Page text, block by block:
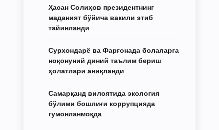
Ҳасан Солиҳов президентнинг
маданият бўйича вакили этиб
тайинланди
Сурхондарё ва Фарғонада болаларга
ноқонуний диний таълим бериш
ҳолатлари аниқланди
Самарқанд вилоятида экология
бўлими бошлиғи коррупцияда
гумонланмоқда